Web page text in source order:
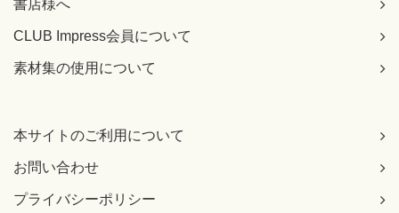
16-2-1 データ受信側（サーバー）
16-2-2 データ送信側（クライアント）
16-2-4 UDPとnetstat
第17章 TCP ?伝送制御プロトコル?
17-1 TCPの機能
17-1-1 信頼性
17-1-3 ストリーム型
書店様へ
CLUB Impress会員について
素材集の使用について
本サイトのご利用について
お問い合わせ
プライバシーポリシー